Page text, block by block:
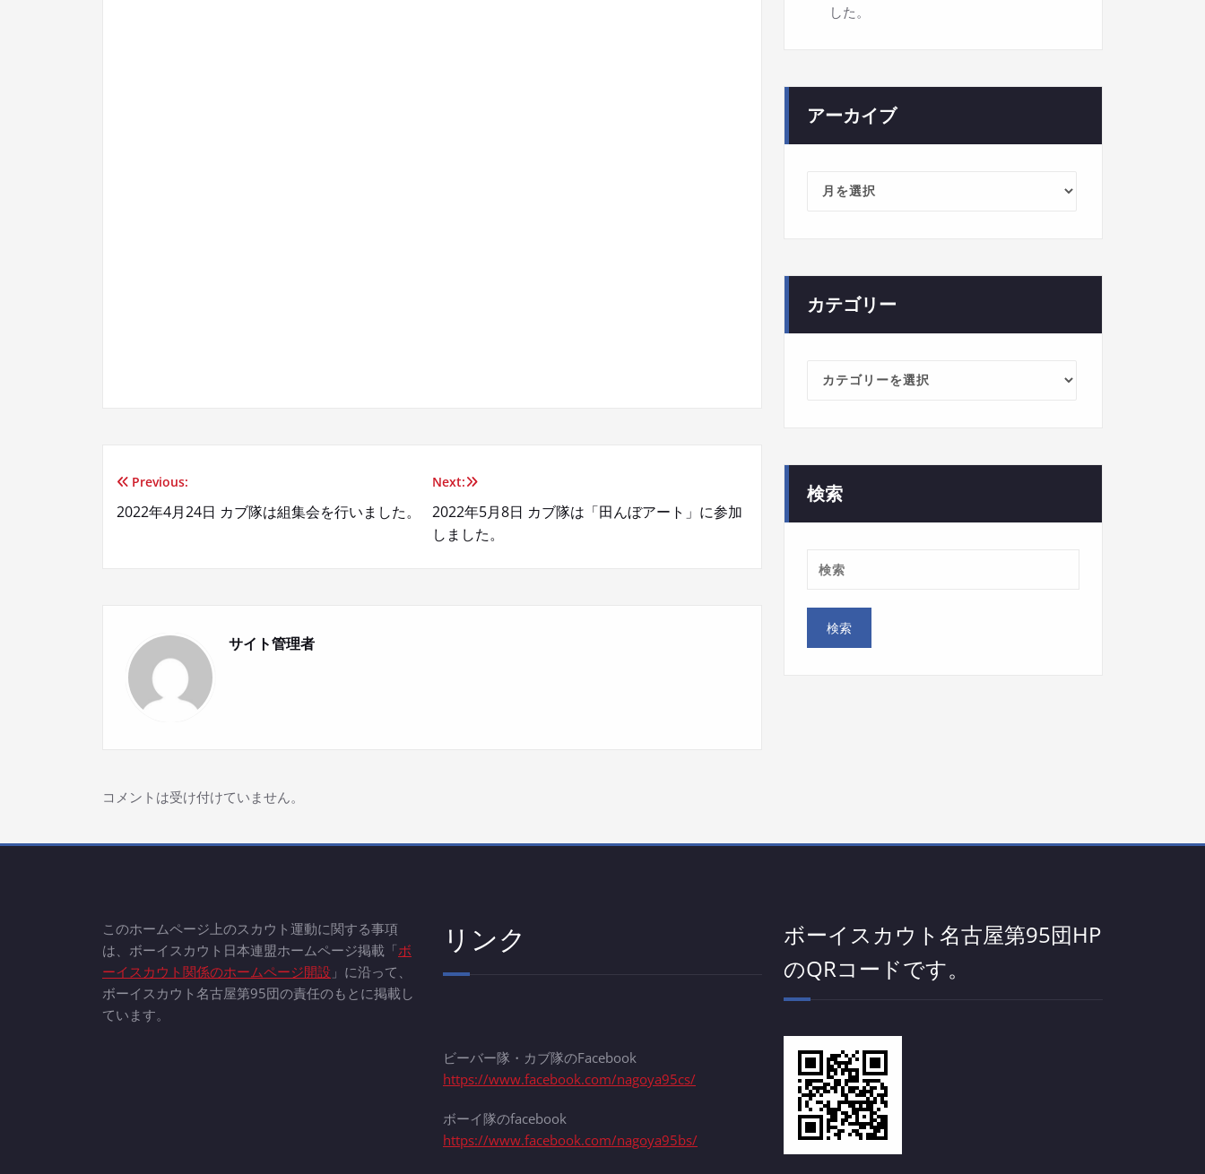
投
ゲ
ー
ョ
ン
Previous:
2022年4月24日 カブ隊は組集会を行いました。
Next:
2022年5月8日 カブ隊は「田んぼアート」に参加
しました。
サイト管理者
コメントは受け付けていません。
した。
アーカイブ
カテゴリー
検索
このホームページ上のスカウト運動に関する事項
は、ボーイスカウト日本連盟ホームページ掲載「ボ
ーイスカウト関係のホームページ開設 」に沿って、
ボーイスカウト名古屋第95団の責任のもとに掲載し
ています。
リンク
ビーバー隊・カブ隊のFacebook
https://www.facebook.com/nagoya95cs/
ボーイ隊のfacebook
https://www.facebook.com/nagoya95bs/
ボーイスカウト名古屋第95団HP
のQRコードです。